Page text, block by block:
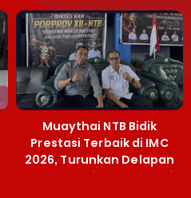
Muaythai NTB Bidik
Prestasi Terbaik di IMC
2026, Turunkan Delapan
Atlet ke Kejurnas Bekasi